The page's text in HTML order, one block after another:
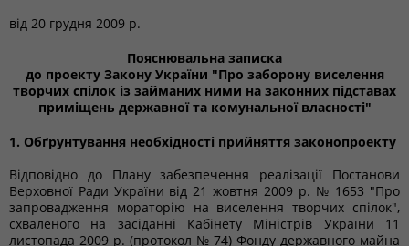
від 20 грудня 2009 р.
Пояснювальна записка
до проекту Закону України "Про заборону виселення
творчих спілок із займаних ними на законних підставах
приміщень державної та комунальної власності"
1. Обґрунтування необхідності прийняття законопроекту
Відповідно до Плану забезпечення реалізації Постанови
Верховної Ради України від 21 жовтня 2009 р. № 1653 "Про
запровадження мораторію на виселення творчих спілок",
схваленого на засіданні Кабінету Міністрів України 11
листопада 2009 р. (протокол № 74) Фонду державного майна